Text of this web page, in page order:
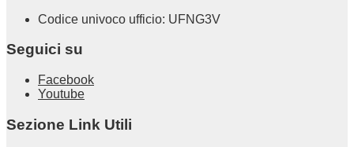
Codice univoco ufficio: UFNG3V
Seguici su
Facebook
Youtube
Sezione Link Utili